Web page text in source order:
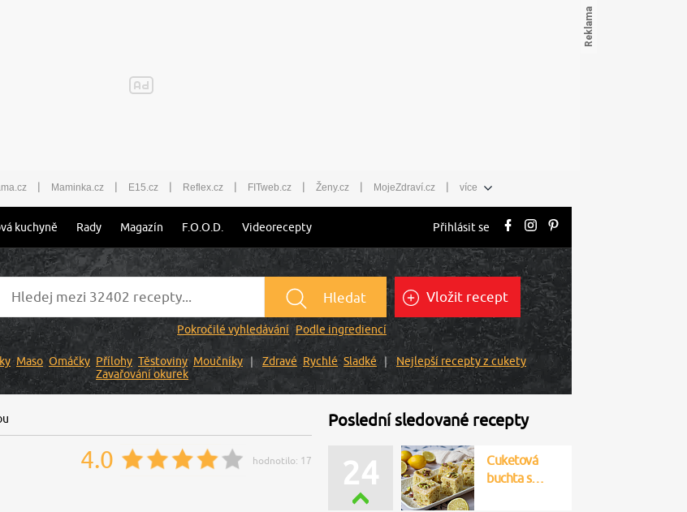
| Maminka.cz | E15.cz | Reflex.cz | FITweb.cz | Ženy.cz | MojeZdraví.cz | více
kuchyně Rady Magazín F.O.O.D. Videorecepty Přihlásit se
Hledat
Pokročilé vyhledávání Podle ingrediencí
Vložit recept
Maso Omáčky Přílohy Těstoviny Moučníky Zdravé Rychlé Sladké
Nejlepší recepty z cukety
Zavařování okurek
4.0 hodnotilo: 17
Poslední sledované recepty
24
Cuketová
buchta s…